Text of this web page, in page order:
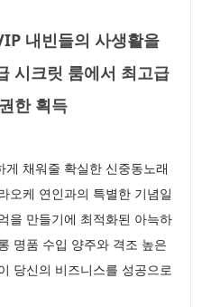
내빈들의 사생활을
시크릿 룸에서 최고급
한 획득
채워줄 확실한 신중동노래
오케 연인과의 특별한 기념일
을 만들기에 최적화된 아늑하
명품 수입 양주와 격조 높은
당신의 비즈니스를 성공으로